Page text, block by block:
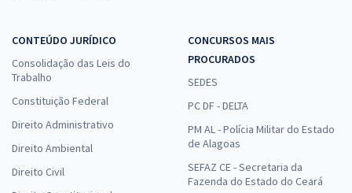
CONTEÚDO JURÍDICO
Consolidação das Leis do
Trabalho
Constituição Federal
Direito Administrativo
Direito Ambiental
Direito Civil
CONCURSOS MAIS
PROCURADOS
SEDES
PC DF - DELTA
PM AL - Polícia Militar do Estado
de Alagoas
SEFAZ CE - Secretaria da
Fazenda do Estado do Ceará